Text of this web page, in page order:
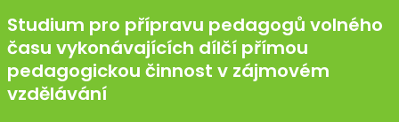
Studium pro přípravu pedagogů volného
času vykonávajících dílčí přímou
pedagogickou činnost v zájmovém
vzdělávání